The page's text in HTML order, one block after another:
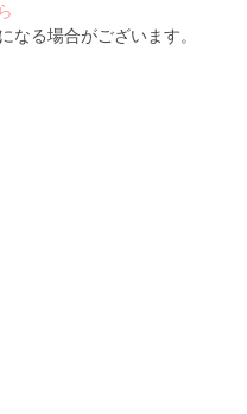
る場合がございます。